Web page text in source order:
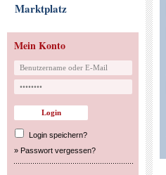
Marktplatz
Mein Konto
Login speichern?
» Passwort vergessen?